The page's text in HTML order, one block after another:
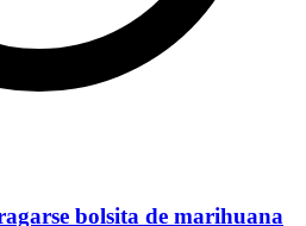
bolsita de marihuana